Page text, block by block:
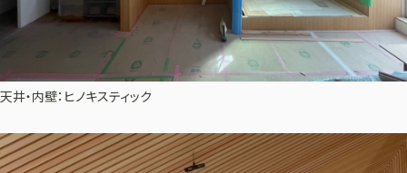
天井・内壁：ヒノキスティック